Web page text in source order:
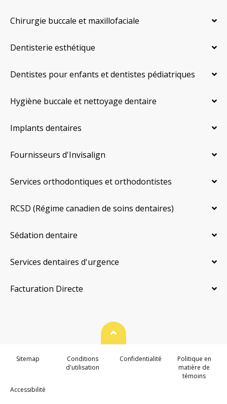
Chirurgie buccale et maxillofaciale
Dentisterie esthétique
Dentistes pour enfants et dentistes pédiatriques
Hygiène buccale et nettoyage dentaire
Implants dentaires
Fournisseurs d'Invisalign
Services orthodontiques et orthodontistes
RCSD (Régime canadien de soins dentaires)
Sédation dentaire
Services dentaires d'urgence
Facturation Directe
Haut de page
Sitemap
Conditions
d'utilisation
Confidentialité
Politique en
matière de
témoins
Accessibilité